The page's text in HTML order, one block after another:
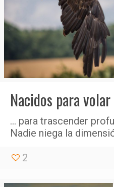
Nacidos para volar
… para trascender
Nadie niega la
2